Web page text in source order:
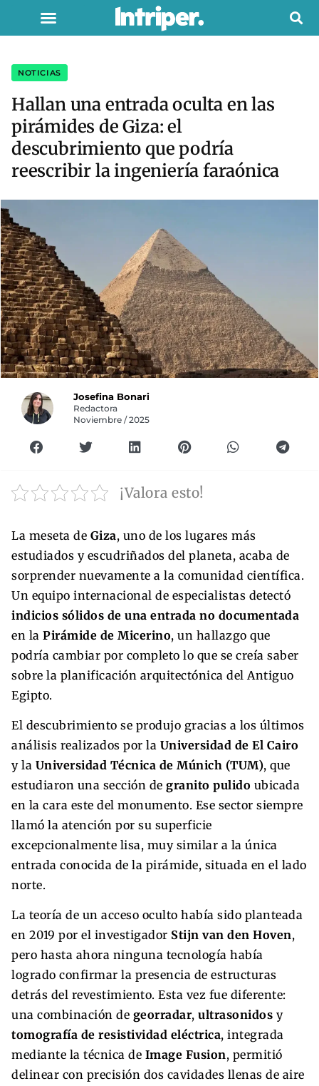
NOTICIAS
Hallan una entrada oculta en las
pirámides de Giza: el
descubrimiento que podría
reescribir la ingeniería faraónica
Josefina Bonari
Redactora
Noviembre / 2025
¡Valora esto!
La meseta de Giza, uno de los lugares más
estudiados y escudriñados del planeta, acaba de
sorprender nuevamente a la comunidad científica.
Un equipo internacional de especialistas detectó
indicios sólidos de una entrada no documentada
en la Pirámide de Micerino, un hallazgo que
podría cambiar por completo lo que se creía saber
sobre la planificación arquitectónica del Antiguo
Egipto.
El descubrimiento se produjo gracias a los últimos
análisis realizados por la Universidad de El Cairo
y la Universidad Técnica de Múnich (TUM), que
estudiaron una sección de granito pulido ubicada
en la cara este del monumento. Ese sector siempre
llamó la atención por su superficie
excepcionalmente lisa, muy similar a la única
entrada conocida de la pirámide, situada en el lado
norte.
La teoría de un acceso oculto había sido planteada
en 2019 por el investigador Stijn van den Hoven,
pero hasta ahora ninguna tecnología había
logrado confirmar la presencia de estructuras
detrás del revestimiento. Esta vez fue diferente:
una combinación de georradar, ultrasonidos y
tomografía de resistividad eléctrica, integrada
mediante la técnica de Image Fusion, permitió
delinear con precisión dos cavidades llenas de aire